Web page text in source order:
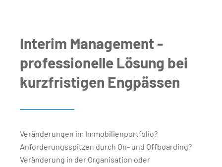
Interim Management -
professionelle Lösung bei
kurzfristigen Engpässen
Veränderungen im Immobilienportfolio?
Anforderungsspitzen durch On- und Offboarding?
Veränderung in der Organisation oder